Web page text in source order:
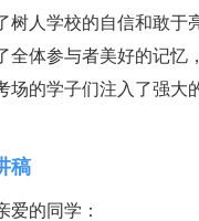
树人学校的自信和敢于
全体参与者美好的记忆
场的学子们注入了强大
稿
爱的同学：